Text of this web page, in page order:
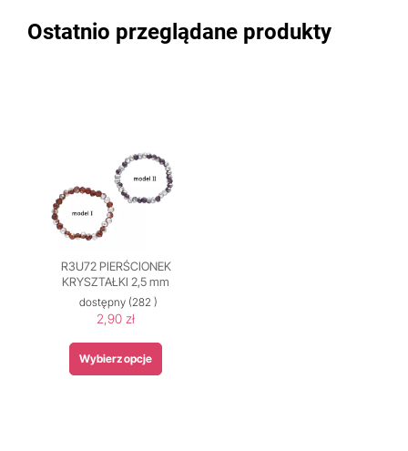
Ostatnio przeglądane produkty
R3U72 PIERŚCIONEK
KRYSZTAŁKI 2,5 mm
dostępny(282 )
2,90 zł
Wybierz opcje